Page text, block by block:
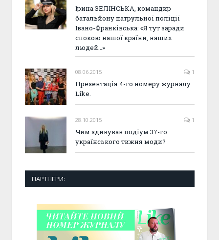
Ірина ЗЕЛІНСЬКА, командир
батальйону патрульної поліції
Івано-Франківська: «Я тут заради
спокою нашої країни, наших
людей…»
08.06.2015 1
Презентація 4-го номеру журналу
Like.
28.10.2015 1
Чим здивував подіум 37-го
українського тижня моди?
ПАРТНЕРИ: